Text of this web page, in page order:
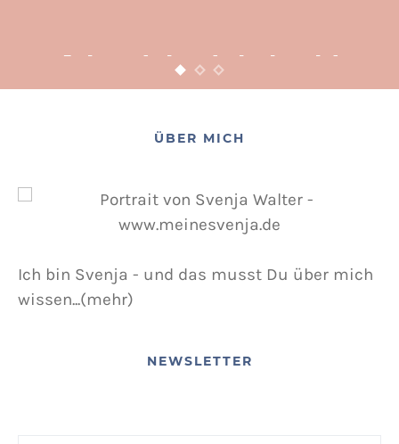
Adventsbasteln leicht
gemacht
POSTED ON
ÜBER MICH
Ich bin Svenja - und das musst Du über mich
wissen...(mehr)
NEWSLETTER